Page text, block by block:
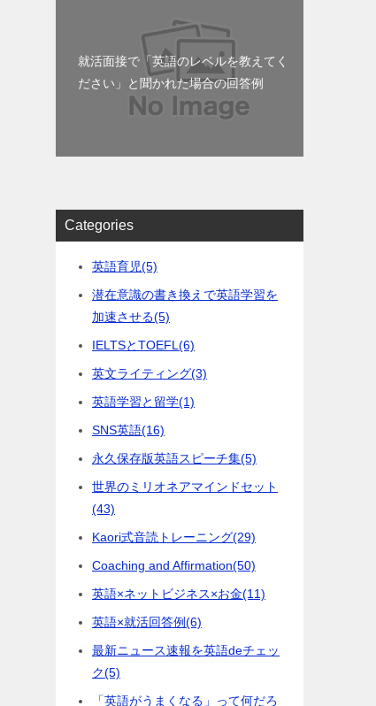
就活面接で「英語のレベルを教えてく
ださい」と聞かれた場合の回答例
Categories
英語育児(5)
潜在意識の書き換えで英語学習を
加速させる(5)
IELTSとTOEFL (6)
英文ライティング(3)
英語学習と留学(1)
SNS英語(16)
永久保存版英語スピーチ集(5)
世界のミリオネアマインドセット
(43)
Kaori式音読トレーニング(29)
Coaching and Affirmation(50)
英語×ネットビジネス×お金(11)
英語×就活回答例(6)
最新ニュース速報を英語deチェッ
ク(5)
「英語がうまくなる」って何だろ